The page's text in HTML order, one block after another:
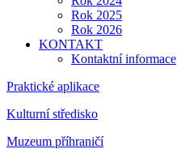
Rok 2025
Rok 2026
KONTAKT
Kontaktní informace
Praktické aplikace
Kulturní středisko
Muzeum příhraničí